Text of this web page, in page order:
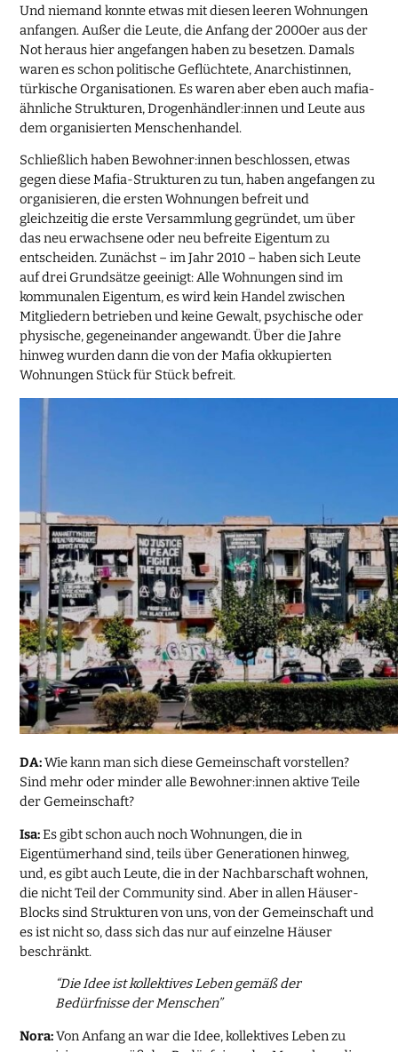
Und niemand konnte etwas mit diesen leeren Wohnungen
anfangen. Außer die Leute, die Anfang der 2000er aus der
Not heraus hier angefangen haben zu besetzen. Damals
waren es schon politische Geflüchtete, Anarchistinnen,
türkische Organisationen. Es waren aber eben auch mafia-
ähnliche Strukturen, Drogenhändler:innen und Leute aus
dem organisierten Menschenhandel.
Schließlich haben Bewohner:innen beschlossen, etwas
gegen diese Mafia-Strukturen zu tun, haben angefangen zu
organisieren, die ersten Wohnungen befreit und
gleichzeitig die erste Versammlung gegründet, um über
das neu erwachsene oder neu befreite Eigentum zu
entscheiden. Zunächst – im Jahr 2010 – haben sich Leute
auf drei Grundsätze geeinigt: Alle Wohnungen sind im
kommunalen Eigentum, es wird kein Handel zwischen
Mitgliedern betrieben und keine Gewalt, psychische oder
physische, gegeneinander angewandt. Über die Jahre
hinweg wurden dann die von der Mafia okkupierten
Wohnungen Stück für Stück befreit.
DA:Wie kann man sich diese Gemeinschaft vorstellen?
Sind mehr oder minder alle Bewohner:innen aktive Teile
der Gemeinschaft?
Isa:Es gibt schon auch noch Wohnungen, die in
Eigentümerhand sind, teils über Generationen hinweg,
und, es gibt auch Leute, die in der Nachbarschaft wohnen,
die nicht Teil der Community sind. Aber in allen Häuser-
Blocks sind Strukturen von uns, von der Gemeinschaft und
es ist nicht so, dass sich das nur auf einzelne Häuser
beschränkt.
“Die Idee ist kollektives Leben gemäß der
Bedürfnisse der Menschen”
Nora:Von Anfang an war die Idee, kollektives Leben zu